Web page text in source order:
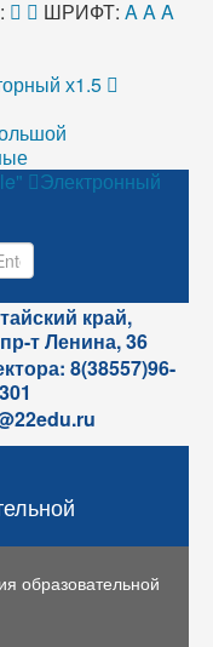
ШРИФТ: AAA
х1.5
Электронный
край,
т Ленина, 36
8(38557)96-
301
образовательной